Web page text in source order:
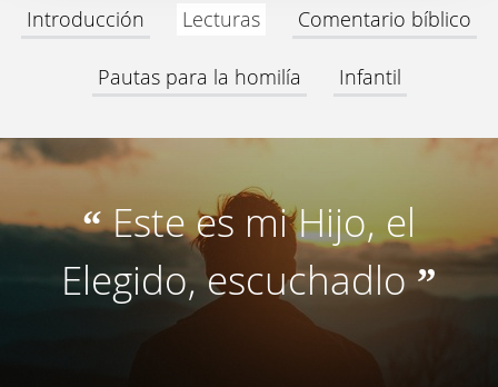
Introducción Lecturas Comentario bíblico
Pautas para la homilía Infantil
“Este es mi Hijo, el
Elegido, escuchadlo”